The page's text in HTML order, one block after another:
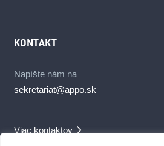
KONTAKT
Napíšte nám na
sekretariat@appo.sk
Viac kontaktov